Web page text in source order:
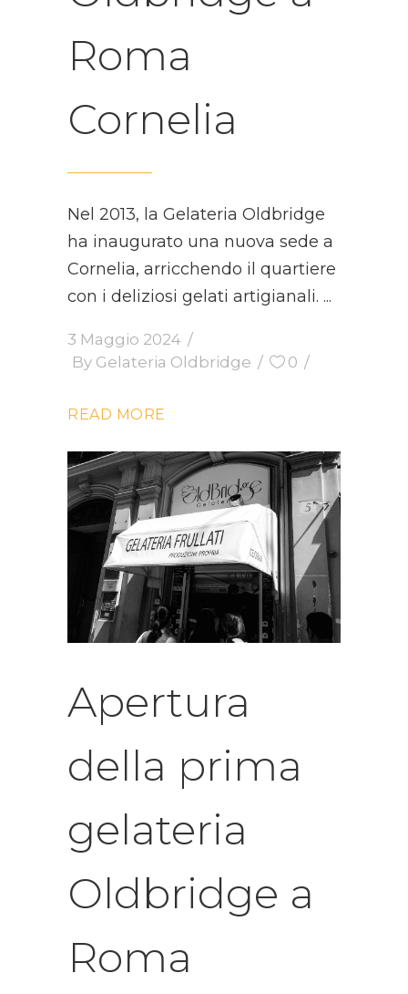
Roma
Cornelia
Nel 2013, la Gelateria Oldbridge
ha inaugurato una nuova sede a
Cornelia, arricchendo il quartiere
con i deliziosi gelati artigianali.
3 Maggio 2024
By Gelateria Oldbridge 0
READ MORE
Apertura
della prima
gelateria
Oldbridge a
Roma